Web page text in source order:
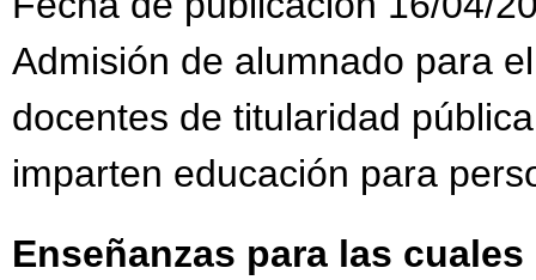
Admisión de alumnado para
docentes de titularidad
imparten educación para
Enseñanzas para las